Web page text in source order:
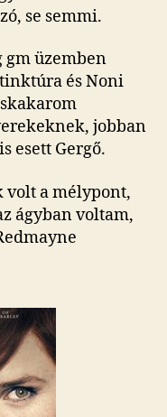
se semmi.
gm üzemben
és Noni
jobban
esett Gergő.
volt a mélypont,
ágyban voltam,